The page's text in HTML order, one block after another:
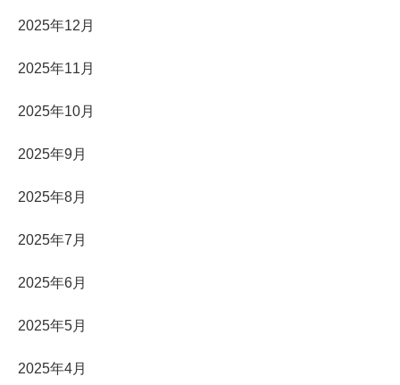
2025年12月
2025年11月
2025年10月
2025年9月
2025年8月
2025年7月
2025年6月
2025年5月
2025年4月